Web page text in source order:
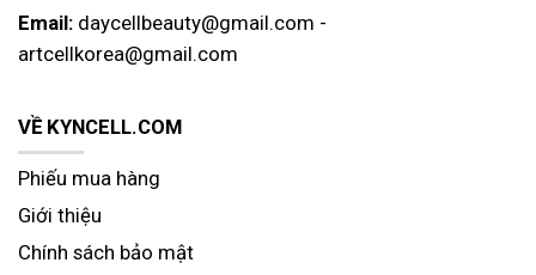
Email: daycellbeauty@gmail.com -
artcellkorea@gmail.com
VỀ KYNCELL.COM
Phiếu mua hàng
Giới thiệu
Chính sách bảo mật